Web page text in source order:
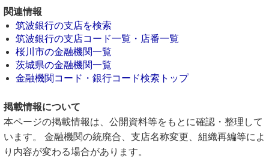
関連情報
筑波銀行の支店を検索
筑波銀行の支店コード一覧・店番一覧
桜川市の金融機関一覧
茨城県の金融機関一覧
金融機関コード・銀行コード検索トップ
掲載情報について
本ページの掲載情報は、公開資料等をもとに確認・整理して
います。 金融機関の統廃合、支店名称変更、組織再編等によ
り内容が変わる場合があります。